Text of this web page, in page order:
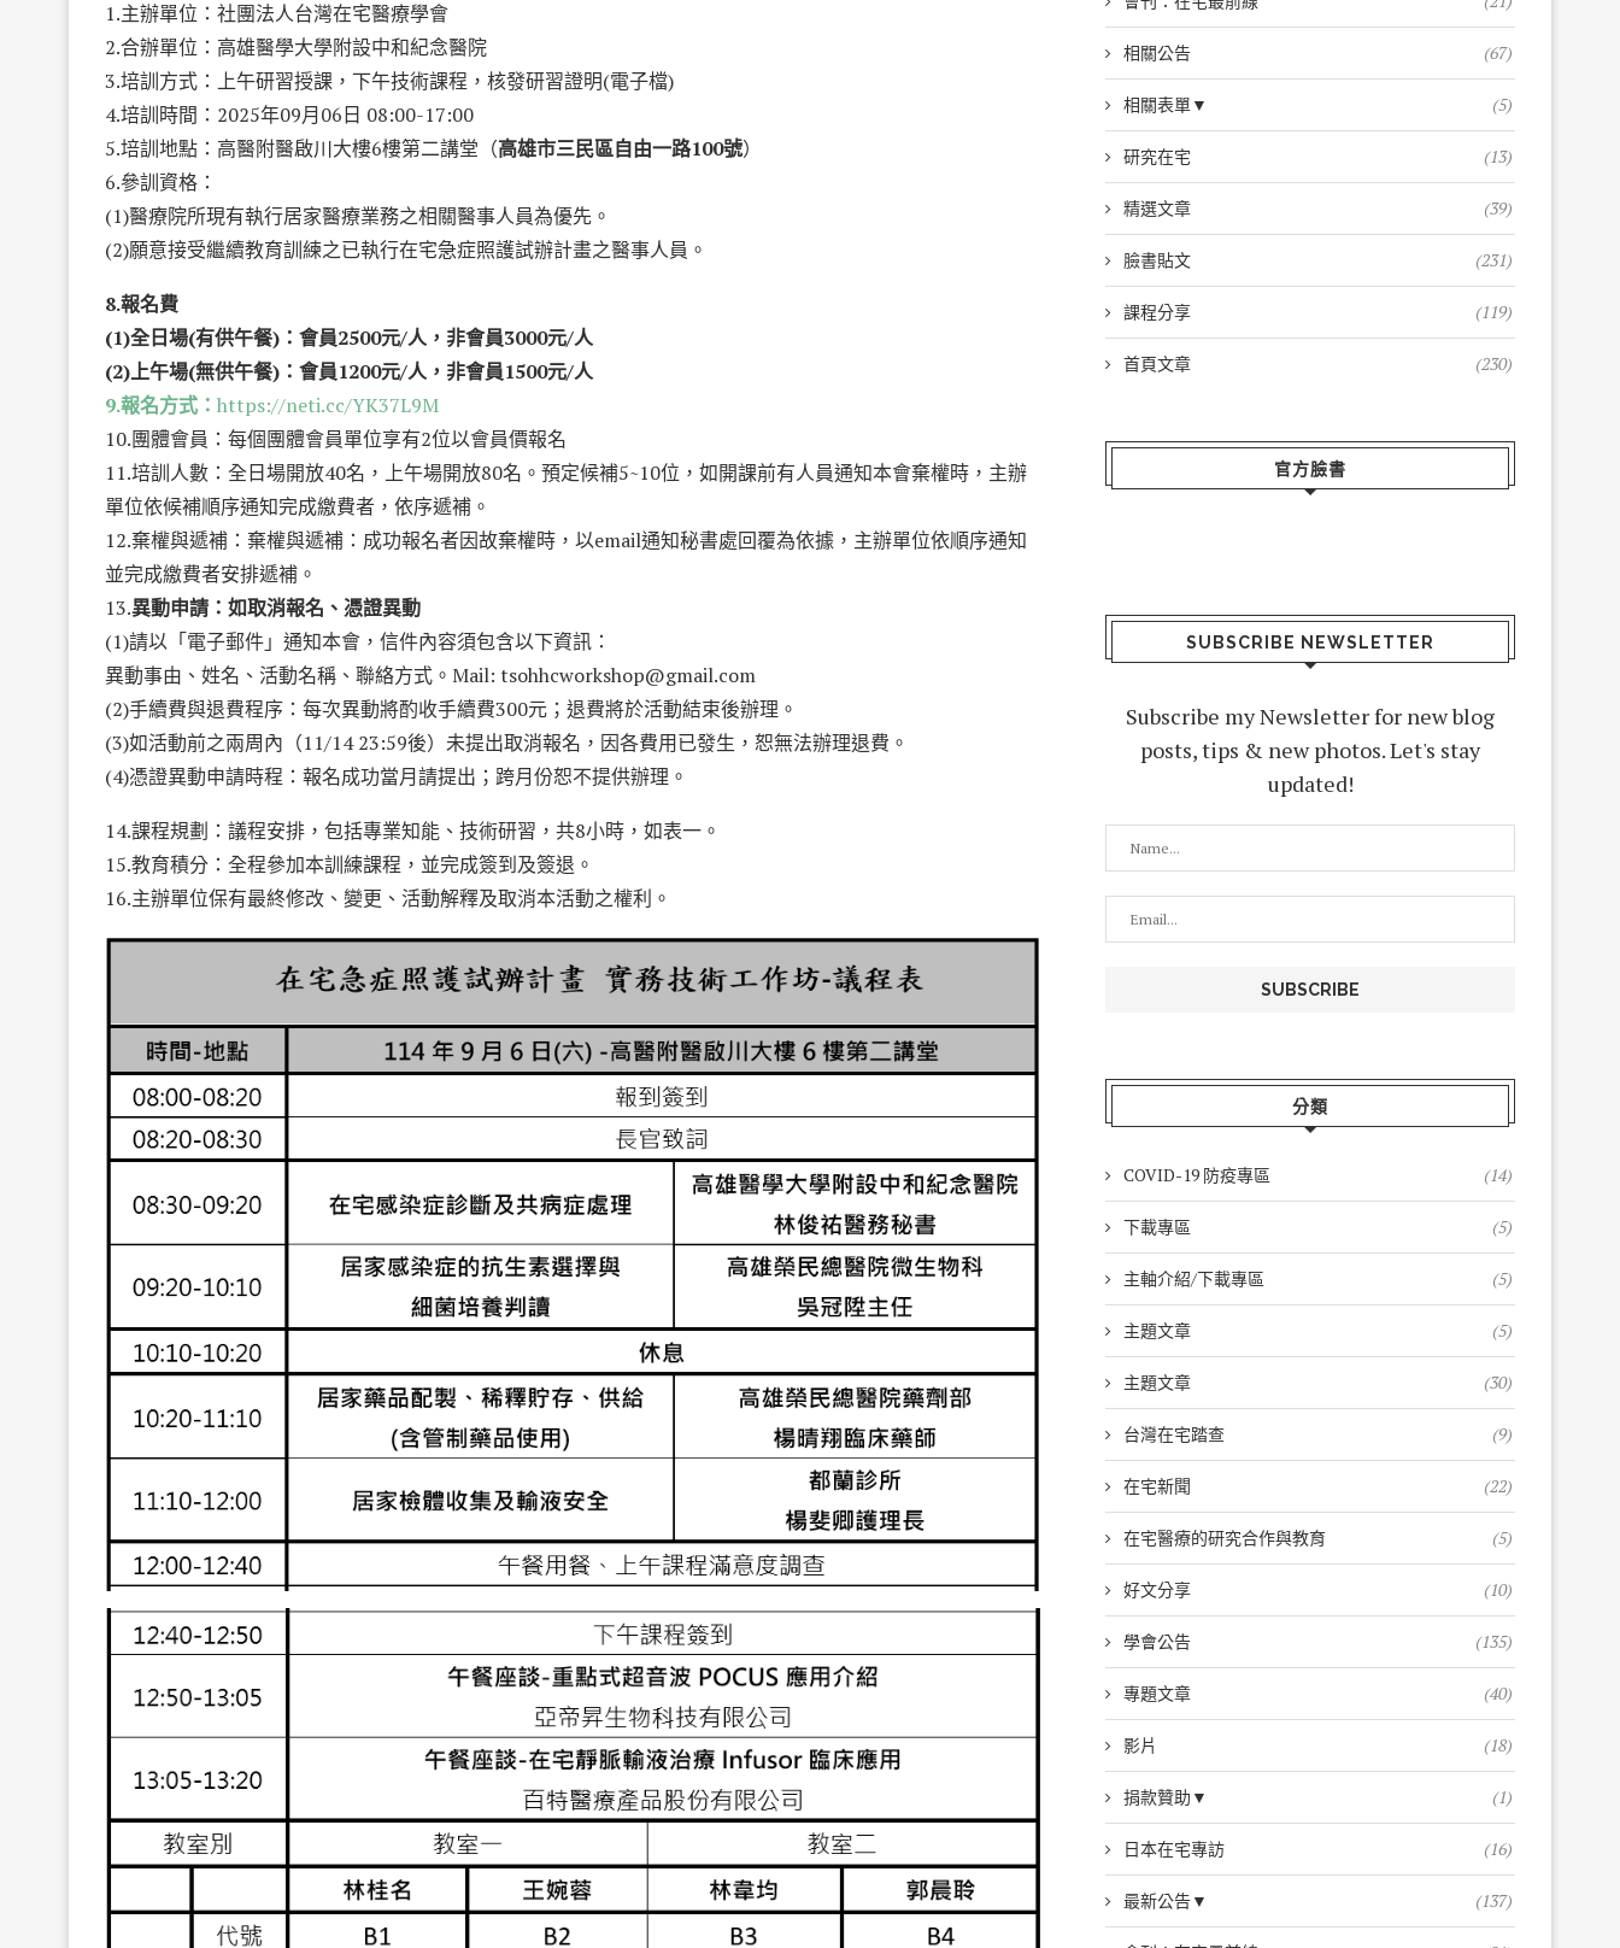
1.主辦單位：社團法人台灣在宅醫療學會
2.合辦單位：高雄醫學大學附設中和紀念醫院
3.培訓方式：上午研習授課，下午技術課程，核發研習證明(電子檔)
4.培訓時間：2025年09月06日 08:00-17:00
5.培訓地點：高醫附醫啟川大樓6樓第二講堂（高雄市三民區自由一路100號）
6.參訓資格：
(1)醫療院所現有執行居家醫療業務之相關醫事人員為優先。
(2)願意接受繼續教育訓練之已執行在宅急症照護試辦計畫之醫事人員。
8.報名費
(1)全日場(有供午餐)：會員2500元/人，非會員3000元/人
(2)上午場(無供午餐)：會員1200元/人，非會員1500元/人
9.報名方式： https://neti.cc/YK37L9M
10.團體會員：每個團體會員單位享有2位以會員價報名
11.培訓人數：全日場開放40名，上午場開放80名。預定候補5~10位，如開課前有人員通知本會棄權時，主辦
單位依候補順序通知完成繳費者，依序遞補。
12.棄權與遞補：棄權與遞補：成功報名者因故棄權時，以email通知秘書處回覆為依據，主辦單位依順序通知
並完成繳費者安排遞補。
13.異動申請：如取消報名、憑證異動
(1)請以「電子郵件」通知本會，信件內容須包含以下資訊：
異動事由、姓名、活動名稱、聯絡方式。Mail: tsohhcworkshop@gmail.com
(2)手續費與退費程序：每次異動將酌收手續費300元；退費將於活動結束後辦理。
(3)如活動前之兩周內（11/14 23:59後）未提出取消報名，因各費用已發生，恕無法辦理退費。
(4)憑證異動申請時程：報名成功當月請提出；跨月份恕不提供辦理。
14.課程規劃：議程安排，包括專業知能、技術研習，共8小時，如表一。
15.教育積分：全程參加本訓練課程，並完成簽到及簽退。
16.主辦單位保有最終修改、變更、活動解釋及取消本活動之權利。
相關公告 (67)
相關表單▼ (5)
研究在宅 (13)
精選文章 (39)
臉書貼文 (231)
課程分享 (119)
首頁文章 (230)
官方臉書
SUBSCRIBE NEWSLETTER
Subscribe my Newsletter for new blog
posts, tips & new photos. Let's stay
updated!
分類
COVID-19 防疫專區 (14)
下載專區 (5)
主軸介紹/下載專區 (5)
主題文章 (5)
主題文章 (30)
台灣在宅踏查 (9)
在宅新聞 (22)
在宅醫療的研究合作與教育 (5)
好文分享 (10)
學會公告 (135)
專題文章 (40)
影片 (18)
捐款贊助▼ (1)
日本在宅專訪 (16)
最新公告▼ (137)